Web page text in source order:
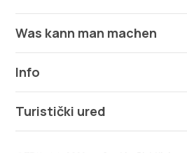
Was kann man machen
Info
Turistički ured